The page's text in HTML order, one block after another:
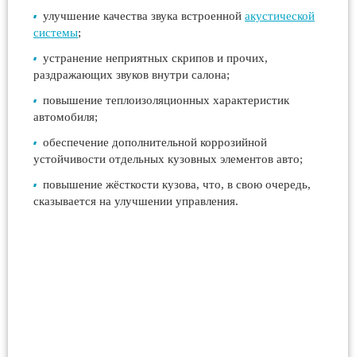
улучшение качества звука встроенной акустической
системы;
устранение неприятных скрипов и прочих,
раздражающих звуков внутри салона;
повышение теплоизоляционных характеристик
автомобиля;
обеспечение дополнительной коррозийной
устойчивости отдельных кузовных элементов авто;
повышение жёсткости кузова, что, в свою очередь,
сказывается на улучшении управления.